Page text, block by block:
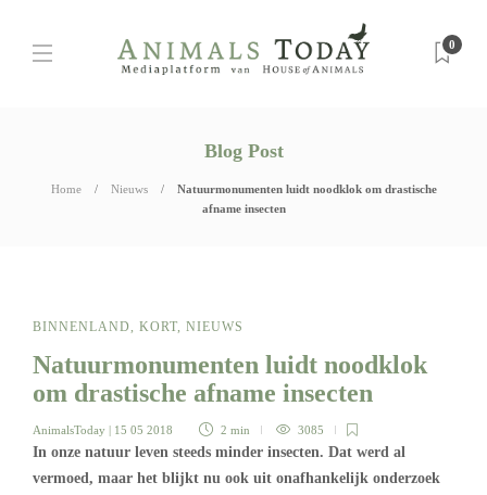
0
Blog Post
Home Nieuws
Natuurmonumenten luidt noodklok om drastische
afname insecten
BINNENLAND, KORT, NIEUWS
Natuurmonumenten luidt noodklok
om drastische afname insecten
AnimalsToday | 15 05 2018 2 min 3085
In onze natuur leven steeds minder insecten. Dat werd al
vermoed, maar het blijkt nu ook uit onafhankelijk onderzoek